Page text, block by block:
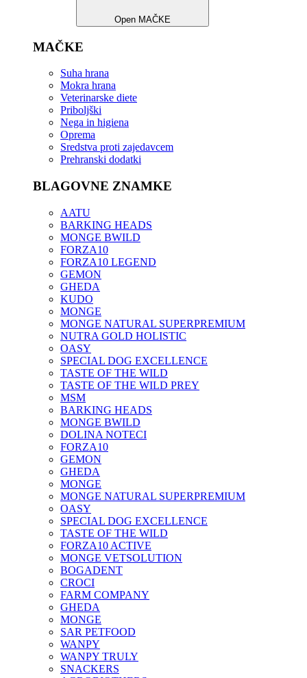
Open MAČKE
MAČKE
Suha hrana
Mokra hrana
Veterinarske diete
Priboljški
Nega in higiena
Oprema
Sredstva proti zajedavcem
Prehranski dodatki
BLAGOVNE ZNAMKE
AATU
BARKING HEADS
MONGE BWILD
FORZA10
FORZA10 LEGEND
GEMON
GHEDA
KUDO
MONGE
MONGE NATURAL SUPERPREMIUM
NUTRA GOLD HOLISTIC
OASY
SPECIAL DOG EXCELLENCE
TASTE OF THE WILD
TASTE OF THE WILD PREY
MSM
BARKING HEADS
MONGE BWILD
DOLINA NOTECI
FORZA10
GEMON
GHEDA
MONGE
MONGE NATURAL SUPERPREMIUM
OASY
SPECIAL DOG EXCELLENCE
TASTE OF THE WILD
FORZA10 ACTIVE
MONGE VETSOLUTION
BOGADENT
CROCI
FARM COMPANY
GHEDA
MONGE
SAR PETFOOD
WANPY
WANPY TRULY
SNACKERS